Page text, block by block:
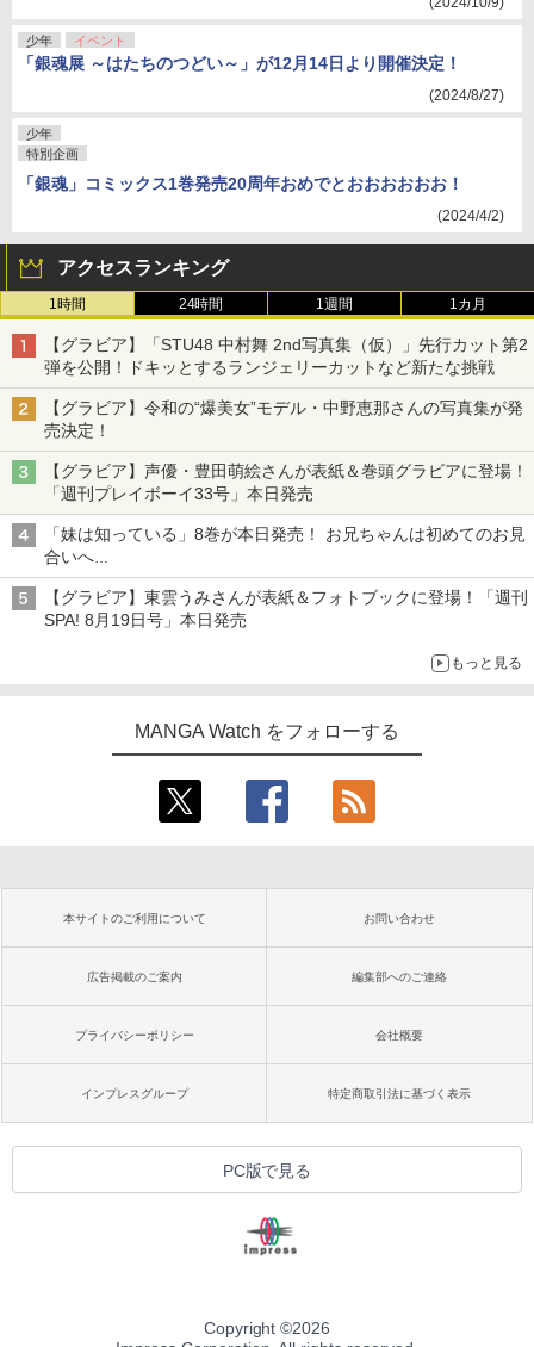
少年 イベント
「銀魂展 ～はたちのつどい～」が12月14日より開催決定！
(2024/8/27)
少年
特別企画
「銀魂」コミックス1巻発売20周年おめでとおおおおおお！
(2024/4/2)
アクセスランキング
1時間 24時間 1週間 1カ月
【グラビア】「STU48 中村舞 2nd写真集（仮）」先行カット第2
弾を公開！ドキッとするランジェリーカットなど新たな挑戦
【グラビア】令和の“爆美女”モデル・中野恵那さんの写真集が発
売決定！
【グラビア】声優・豊田萌絵さんが表紙＆巻頭グラビアに登場！
「週刊プレイボーイ33号」本日発売
「妹は知っている」8巻が本日発売！ お兄ちゃんは初めてのお見
合いへ
累計発行部数は90万部を突破！
【グラビア】東雲うみさんが表紙＆フォトブックに登場！「週刊
SPA! 8月19日号」本日発売
もっと見る
MANGA Watch をフォローする
本サイトのご利用について お問い合わせ
広告掲載のご案内 編集部へのご連絡
プライバシーポリシー 会社概要
インプレスグループ 特定商取引法に基づく表示
PC版で見る
Copyright ©2026